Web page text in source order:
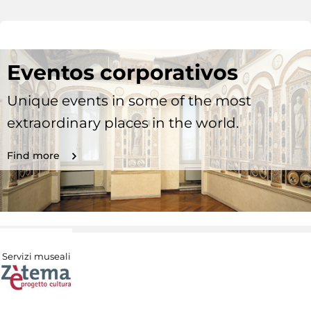
Eventos corporativos
Unique events in some of the most
extraordinary places in the world.
Find more
Servizi museali